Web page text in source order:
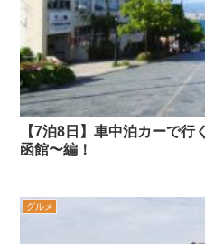
【7泊8日】車中泊カーで
函館〜編！
グルメ